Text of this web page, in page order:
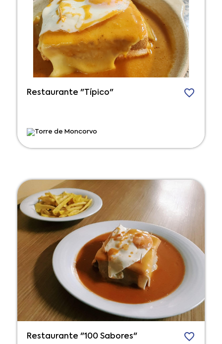
Restaurante "Típico"
Torre de Moncorvo
Restaurante "100 Sabores"